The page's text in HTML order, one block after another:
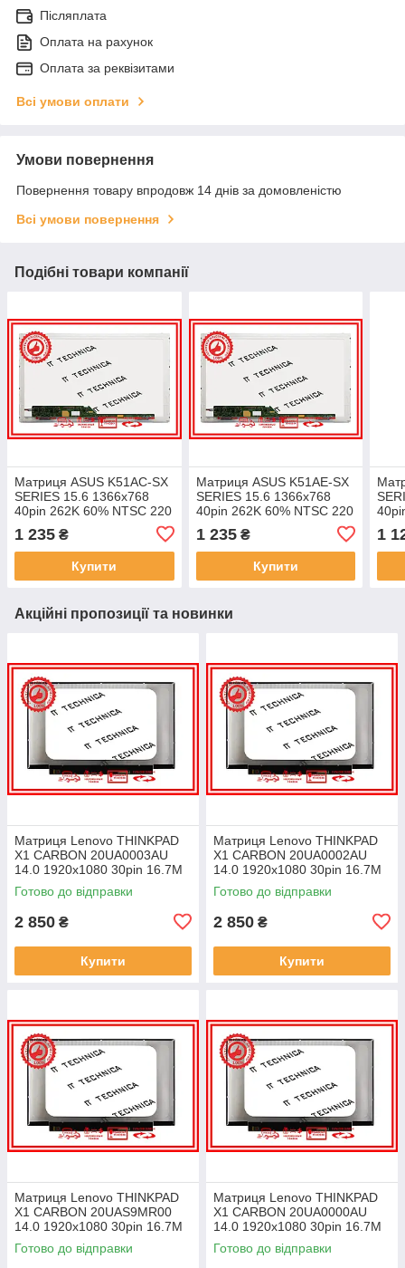
Післяплата
Оплата на рахунок
Оплата за реквізитами
Всі умови оплати
Умови повернення
Повернення товару впродовж 14 днів за домовленістю
Всі умови повернення
Подібні товари компанії
Матриця ASUS K51AC-SX
SERIES 15.6 1366x768
40pin 262K 60% NTSC 220
1 235 ₴
Купити
Матриця ASUS K51AE-SX
SERIES 15.6 1366x768
40pin 262K 60% NTSC 220
1 235₴
Купити
1
Акційні пропозиції та новинки
Матриця Lenovo THINKPAD
X1 CARBON 20UA0003AU
14.0 1920x1080 30pin 16.7M
45% NTSC 300 cd/m² для
ноутбука
Готово до відправки
2 850 ₴
Купити
Матриця Lenovo THINKPAD
X1 CARBON 20UA0002AU
14.0 1920x1080 30pin 16.7M
45% NTSC 300 cd/m² для
ноутбука
Готово до відправки
2 850 ₴
Купити
Матриця Lenovo THINKPAD
X1 CARBON 20UAS9MR00
14.0 1920x1080 30pin 16.7M
45% NTSC 300 cd/m² для
ноутбука
Готово до відправки
Матриця Lenovo THINKPAD
X1 CARBON 20UA0000AU
14.0 1920x1080 30pin 16.7M
45% NTSC 300 cd/m² для
ноутбука
Готово до відправки